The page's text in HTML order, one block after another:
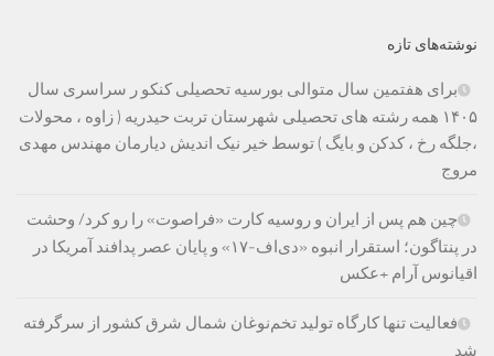
نوشته‌های تازه
برای هفتمین سال متوالی بورسیه تحصیلی کنکو ر سراسری سال
۱۴۰۵ همه رشته های تحصیلی شهرستان تربت حیدریه ( زاوه ، محولات
،جلگه رخ ، کدکن و بایگ ) توسط خیر نیک اندیش دیارمان مهندس مهدی
مروج
چین هم پس از ایران و روسیه کارت «فراصوت» را رو کرد/ وحشت
در پنتاگون؛ استقرار انبوه «دی‌اف‑۱۷» و پایان عصر پدافند آمریکا در
اقیانوس آرام +عکس
فعالیت تنها کارگاه تولید تخم‌نوغان شمال شرق کشور از سرگرفته
شد